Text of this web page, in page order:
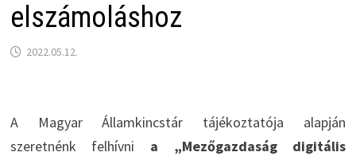
elszámoláshoz
2022.05.12.
A Magyar Államkincstár tájékoztatója alapján
szeretnénk felhívni a „Mezőgazdaság digitális